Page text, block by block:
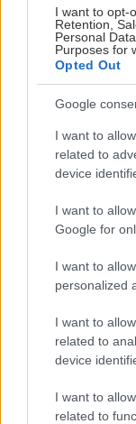
I want to opt-
Retention,
Personal
Purposes for
Opted Out
Google
I want to
related to
device
I want to
Google for
I want to
personalized
I want to
related to
device
I want to
related to
Παροδικό trend
ενημέρωσης;
αξιόπιστη
απόψεων; Ο
εξαιρετικά
διαμορφώνει
Ηρώ Κουνάδη
ΣΧΕΤΙΚΑ
Το Upside
Το Oh My